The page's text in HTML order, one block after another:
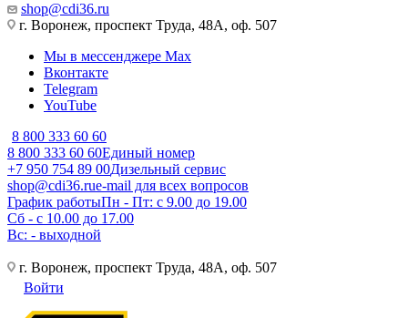
shop@cdi36.ru
г. Воронеж, проспект Труда, 48А, оф. 507
Мы в мессенджере Max
Вконтакте
Telegram
YouTube
8 800 333 60 60
8 800 333 60 60Единый номер
+7 950 754 89 00Дизельный сервис
shop@cdi36.rue-mail для всех вопросов
График работыПн - Пт: с 9.00 до 19.00
Сб - с 10.00 до 17.00
Вс: - выходной
г. Воронеж, проспект Труда, 48А, оф. 507
Войти